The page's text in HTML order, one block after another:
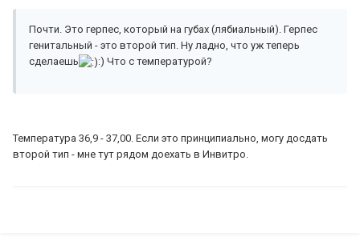
Почти. Это герпес, который на губах (лябиальный). Герпес
генитальный - это второй тип. Ну ладно, что уж теперь
сделаешь
:) Что с температурой?
Температура 36,9 - 37,00. Если это принципиально, могу досдать
второй тип - мне тут рядом доехать в Инвитро.